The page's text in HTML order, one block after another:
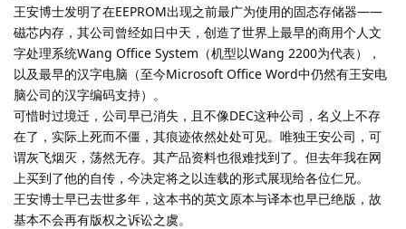
王安博士发明了在EEPROM出现之前最广为使用的固态存储器——
磁芯内存，其公司曾经如日中天，创造了世界上最早的商用个人文
字处理系统Wang Office System（机型以Wang 2200为代表），
以及最早的汉字电脑（至今Microsoft Office Word中仍然有王安电
脑公司的汉字编码支持）。
可惜时过境迁，公司早已消失，且不像DEC这种公司，名义上不存
在了，实际上死而不僵，其痕迹依然处处可见。唯独王安公司，可
谓灰飞烟灭，荡然无存。其产品资料也很难找到了。但去年我在网
上买到了他的自传，今决定将之以连载的形式展现给各位仁兄。
王安博士早已去世多年，这本书的英文原本与译本也早已绝版，故
基本不会再有版权之诉讼之虞。